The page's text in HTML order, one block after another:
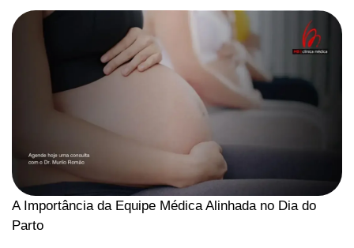
A Importância da Equipe Médica Alinhada no Dia do
Parto